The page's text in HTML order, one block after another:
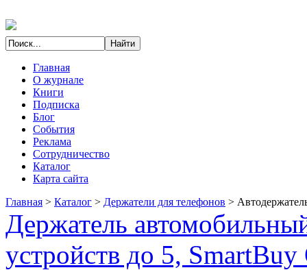
Главная
О журнале
Книги
Подписка
Блог
События
Реклама
Сотрудничество
Каталог
Карта сайта
Главная > Каталог > Держатели для телефонов >
Держатель
устройств до 5,